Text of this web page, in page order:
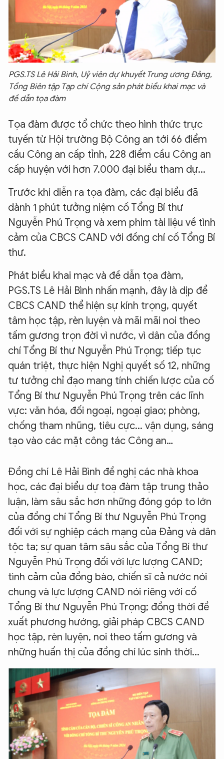
PGS.TS Lê Hải Bình, Uỷ viên dự khuyết Trung ương Đảng,
Tổng Biên tập Tạp chí Cộng sản phát biểu khai mạc và
đề dẫn tọa đàm
Tọa đàm được tổ chức theo hình thức trực
tuyến từ Hội trường Bộ Công an tới 66 điểm
cầu Công an cấp tỉnh, 228 điểm cầu Công an
cấp huyện với hơn 7.000 đại biểu tham dự...
Trước khi diễn ra tọa đàm, các đại biểu đã
dành 1 phút tưởng niệm cố Tổng Bí thư
Nguyễn Phú Trọng và xem phim tài liệu về tình
cảm của CBCS CAND với đồng chí cố Tổng Bí
thư.
Phát biểu khai mạc và đề dẫn tọa đàm,
PGS.TS Lê Hải Bình nhấn mạnh, đây là dịp để
CBCS CAND thể hiện sự kính trọng, quyết
tâm học tập, rèn luyện và mãi mãi noi theo
tấm gương trọn đời vì nước, vì dân của đồng
chí Tổng Bí thư Nguyễn Phú Trọng; tiếp tục
quán triệt, thực hiện Nghị quyết số 12, những
tư tưởng chỉ đạo mang tính chiến lược của cố
Tổng Bí thư Nguyễn Phú Trọng trên các lĩnh
vực: văn hóa, đối ngoại, ngoại giao; phòng,
chống tham nhũng, tiêu cực... vận dụng, sáng
tạo vào các mặt công tác Công an…
Đồng chí Lê Hải Bình đề nghị các nhà khoa
học, các đại biểu dự toạ đàm tập trung thảo
luận, làm sâu sắc hơn những đóng góp to lớn
của đồng chí Tổng Bí thư Nguyễn Phú Trọng
đối với sự nghiệp cách mạng của Đảng và dân
tộc ta; sự quan tâm sâu sắc của Tổng Bí thư
Nguyễn Phú Trọng đối với lực lượng CAND;
tình cảm của đồng bào, chiến sĩ cả nước nói
chung và lực lượng CAND nói riêng với cố
Tổng Bí thư Nguyễn Phú Trọng; đồng thời đề
xuất phương hướng, giải pháp CBCS CAND
học tập, rèn luyện, noi theo tấm gương và
những huấn thị của đồng chí lúc sinh thời...